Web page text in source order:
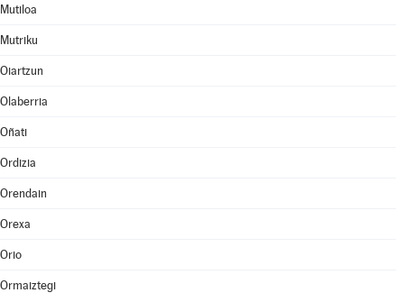
Mutiloa
Mutriku
Oiartzun
Olaberria
Oñati
Ordizia
Orendain
Orexa
Orio
Ormaiztegi